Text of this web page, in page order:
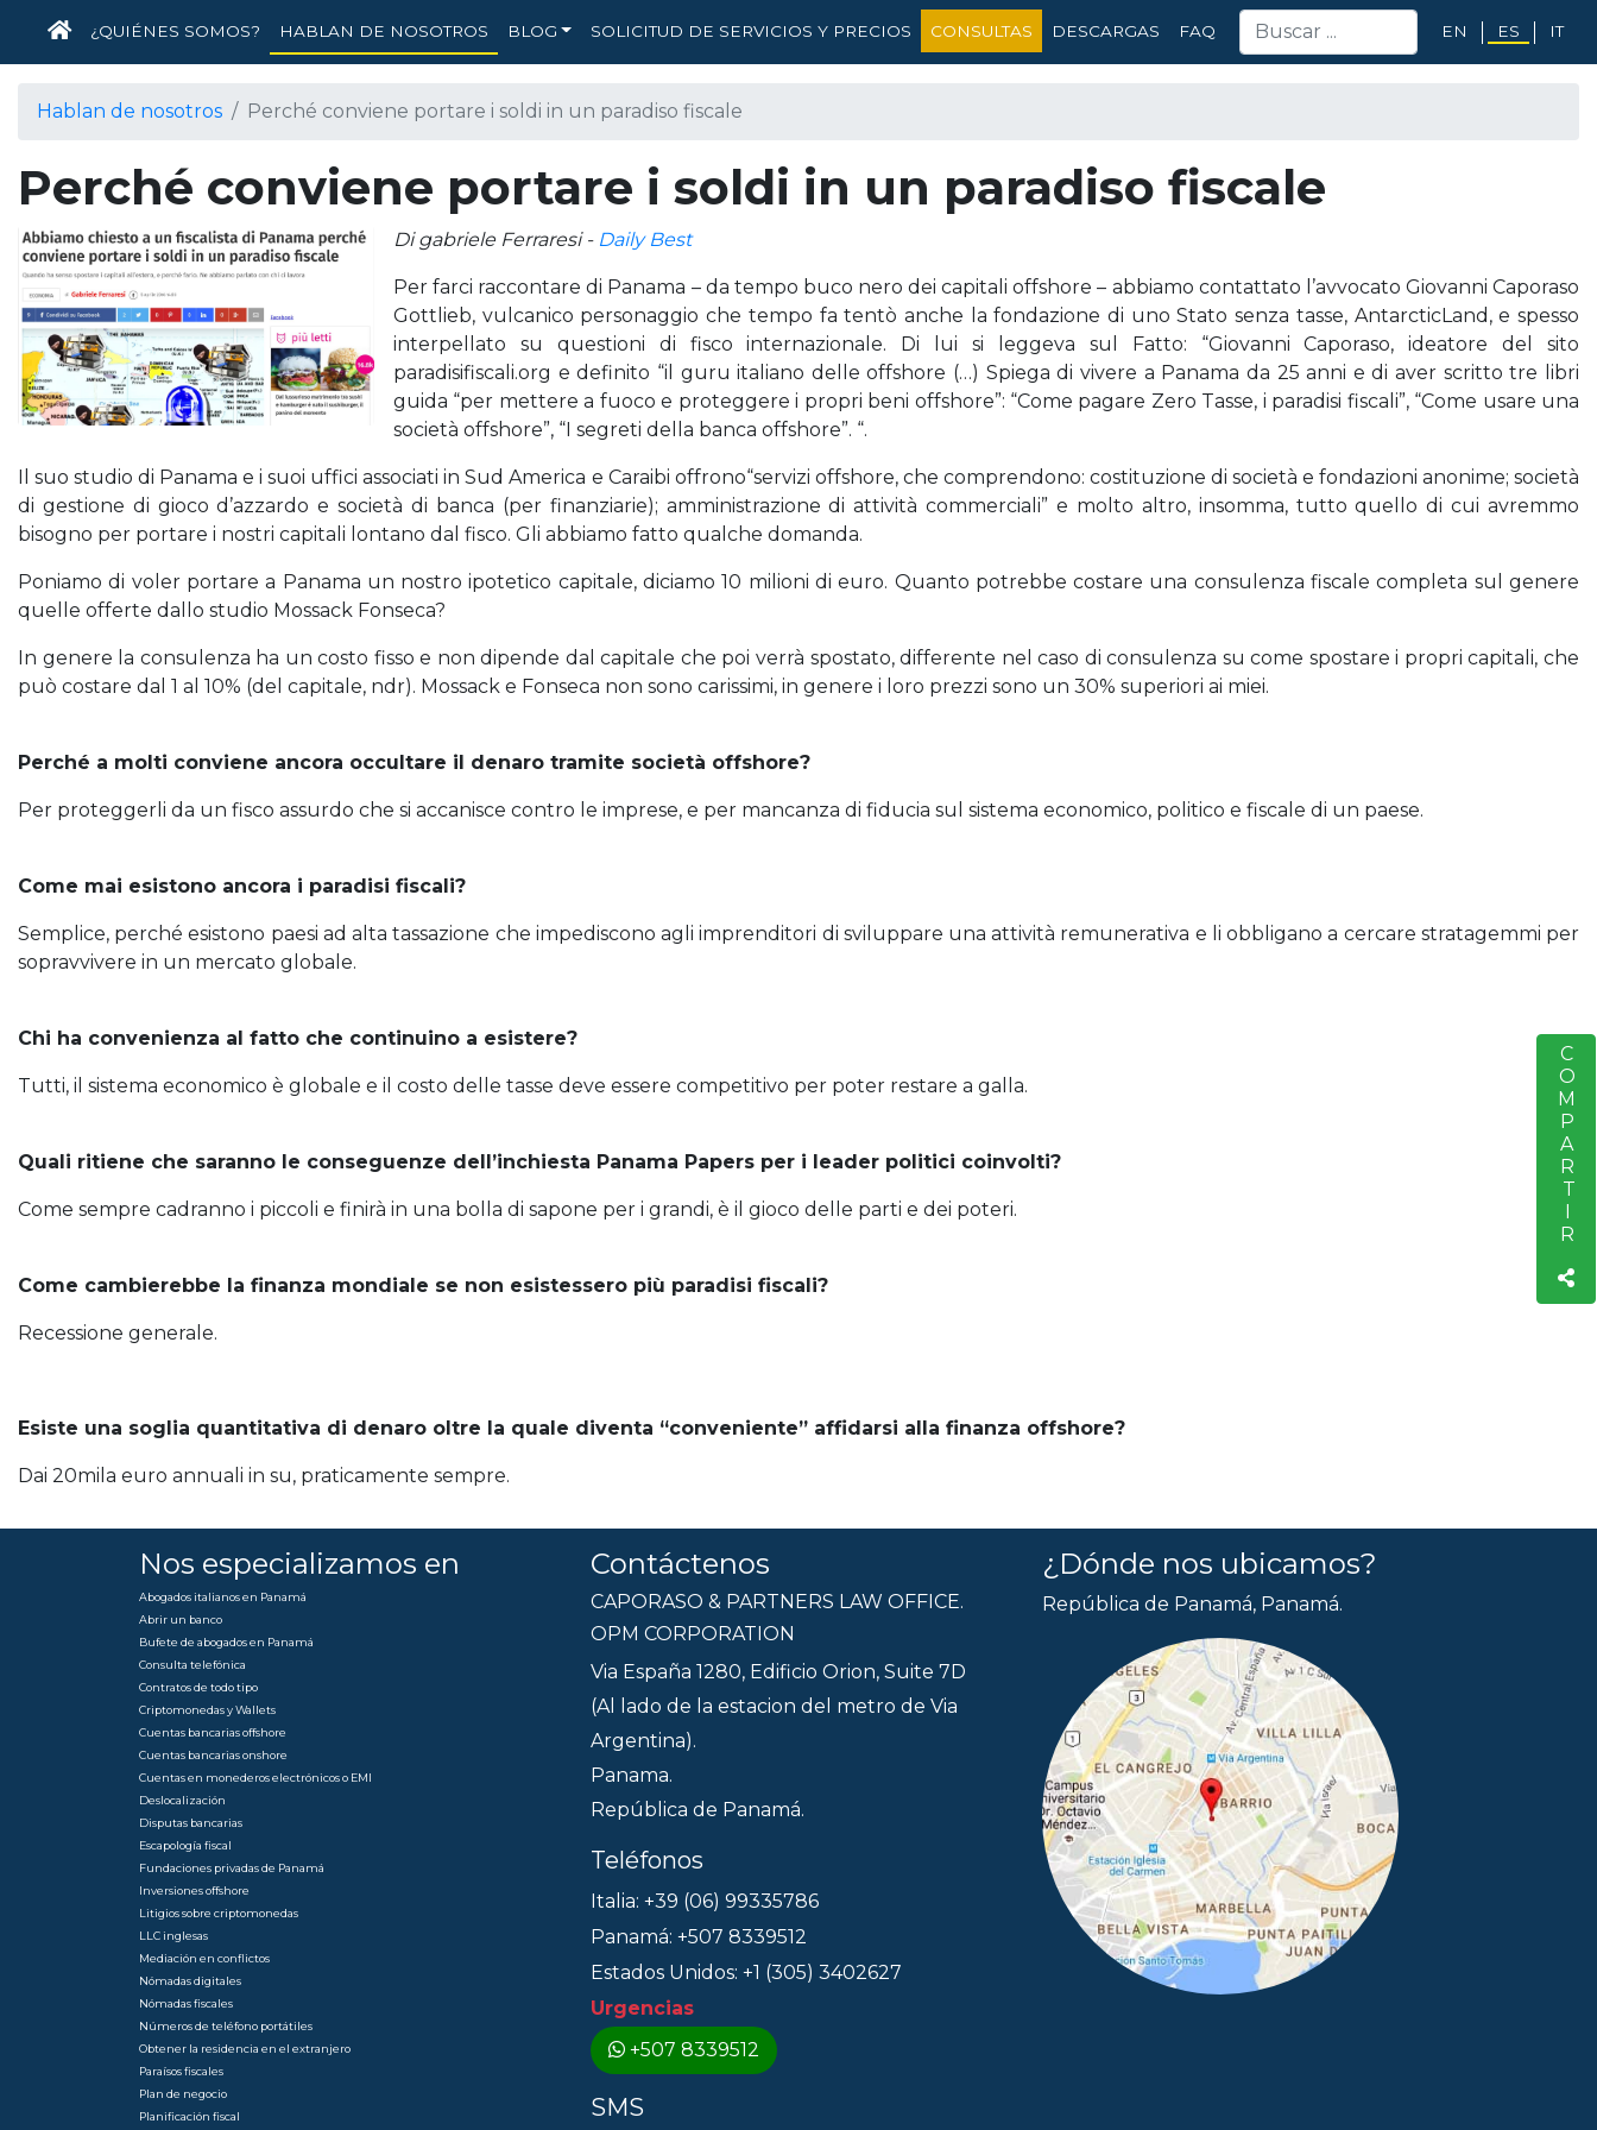
INICIO
¿QUIÉNES SOMOS? HABLAN DE NOSOTROS BLOG SOLICITUD DE SERVICIOS Y PRECIOS CONSULTAS DESCARGAS FAQ EN ES IT
Hablan de nosotros Perché conviene portare i soldi in un paradiso fiscale
Perché conviene portare i soldi in un paradiso fiscale
Di gabriele Ferraresi - Daily Best
Per farci raccontare di Panama – da tempo buco nero dei capitali offshore – abbiamo contattato l’avvocato Giovanni Caporaso
Gottlieb, vulcanico personaggio che tempo fa tentò anche la fondazione di uno Stato senza tasse, AntarcticLand, e spesso
interpellato su questioni di fisco internazionale. Di lui si leggeva sul Fatto: “Giovanni Caporaso, ideatore del sito
paradisifiscali.org e definito “il guru italiano delle offshore (…) Spiega di vivere a Panama da 25 anni e di aver scritto tre libri
guida “per mettere a fuoco e proteggere i propri beni offshore”: “Come pagare Zero Tasse, i paradisi fiscali”, “Come usare una
società offshore”, “I segreti della banca offshore”. “.
Il suo studio di Panama e i suoi uffici associati in Sud America e Caraibi offrono“servizi offshore, che comprendono: costituzione di società e fondazioni anonime; società
di gestione di gioco d’azzardo e società di banca (per finanziarie); amministrazione di attività commerciali” e molto altro, insomma, tutto quello di cui avremmo
bisogno per portare i nostri capitali lontano dal fisco. Gli abbiamo fatto qualche domanda.
Poniamo di voler portare a Panama un nostro ipotetico capitale, diciamo 10 milioni di euro. Quanto potrebbe costare una consulenza fiscale completa sul genere
quelle offerte dallo studio Mossack Fonseca?
In genere la consulenza ha un costo fisso e non dipende dal capitale che poi verrà spostato, differente nel caso di consulenza su come spostare i propri capitali, che
può costare dal 1 al 10% (del capitale, ndr). Mossack e Fonseca non sono carissimi, in genere i loro prezzi sono un 30% superiori ai miei.
Perché a molti conviene ancora occultare il denaro tramite società offshore?
Per proteggerli da un fisco assurdo che si accanisce contro le imprese, e per mancanza di fiducia sul sistema economico, politico e fiscale di un paese.
Come mai esistono ancora i paradisi fiscali?
Semplice, perché esistono paesi ad alta tassazione che impediscono agli imprenditori di sviluppare una attività remunerativa e li obbligano a cercare stratagemmi per
sopravvivere in un mercato globale.
Chi ha convenienza al fatto che continuino a esistere?
Tutti, il sistema economico è globale e il costo delle tasse deve essere competitivo per poter restare a galla.
Quali ritiene che saranno le conseguenze dell’inchiesta Panama Papers per i leader politici coinvolti?
Come sempre cadranno i piccoli e finirà in una bolla di sapone per i grandi, è il gioco delle parti e dei poteri.
Come cambierebbe la finanza mondiale se non esistessero più paradisi fiscali?
Recessione generale.
Esiste una soglia quantitativa di denaro oltre la quale diventa “conveniente” affidarsi alla finanza offshore?
Dai 20mila euro annuali in su, praticamente sempre.
COMPARTIR
Nos especializamos en
Abogados italianos en Panamá
Abrir un banco
Bufete de abogados en Panamá
Consulta telefónica
Contratos de todo tipo
Criptomonedas y Wallets
Cuentas bancarias offshore
Cuentas bancarias onshore
Cuentas en monederos electrónicos o EMI
Deslocalización
Disputas bancarias
Escapología fiscal
Fundaciones privadas de Panamá
Inversiones offshore
Litigios sobre criptomonedas
LLC inglesas
Mediación en conflictos
Nómadas digitales
Nómadas fiscales
Números de teléfono portátiles
Obtener la residencia en el extranjero
Paraísos fiscales
Plan de negocio
Planificación fiscal
Contáctenos
CAPORASO & PARTNERS LAW OFFICE.
OPM CORPORATION
Via España 1280, Edificio Orion, Suite 7D
(Al lado de la estacion del metro de Via
Argentina).
Panama.
República de Panamá.
Teléfonos
Italia: +39 (06) 99335786
Panamá: +507 8339512
Estados Unidos: +1 (305) 3402627
Urgencias
+507 8339512
SMS
¿Dónde nos ubicamos?
República de Panamá, Panamá.